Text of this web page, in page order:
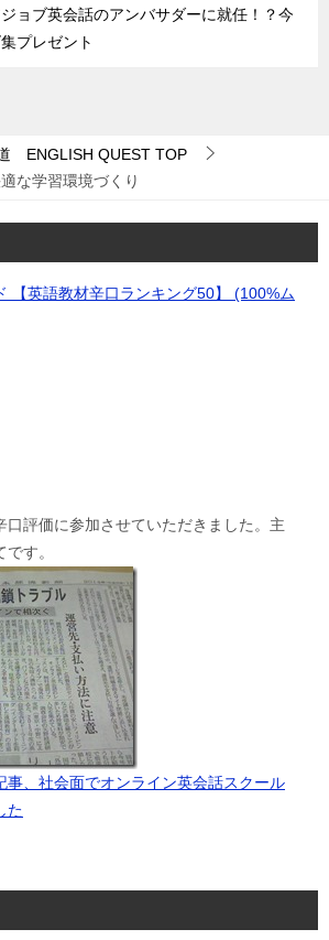
ョブ英会話のアンバサダーに就任！？今
プレゼント
ENGLISH QUEST TOP
な学習環境づくり
【英語教材辛口ランキング50】 (100%ム
口評価に参加させていただきました。主
す。
事、社会面でオンライン英会話スクール
た